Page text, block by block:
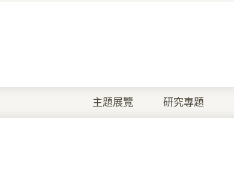
主題展覽 研究專題